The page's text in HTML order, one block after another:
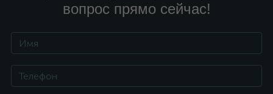
вопрос прямо сейчас!